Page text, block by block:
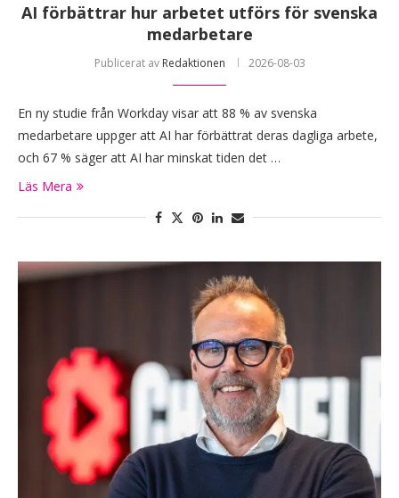
AI förbättrar hur arbetet utförs för svenska
medarbetare
Publicerat av Redaktionen 2026-08-03
En ny studie från Workday visar att 88 % av svenska
medarbetare uppger att AI har förbättrat deras dagliga arbete,
och 67 % säger att AI har minskat tiden det …
Läs Mera